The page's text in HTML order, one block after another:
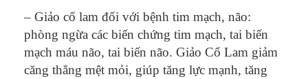
– Giảo cổ lam đối với bệnh tim mạch, não:
phòng ngừa các biến chứng tim mạch, tai biến
mạch máu não, tai biến não. Giảo Cổ Lam giảm
căng thẳng mệt mỏi, giúp tăng lực mạnh, tăng